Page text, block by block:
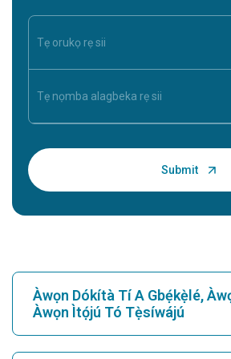
Àwọn Dókítà Tí A Gbẹ́kẹ̀lé,
Àwọn Ìtọ́jú Tó Tẹ̀síwájú